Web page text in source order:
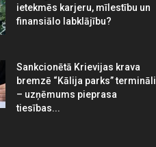
ietekmēs karjeru, mīlestību un
finansiālo labklājību?
Sankcionētā Krievijas krava
bremzē “Kālija parks” termināli
– uzņēmums pieprasa
tiesības...